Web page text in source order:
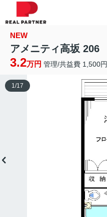
NEW
アメニティ高坂 206
3.2万円 管理/共益費 1,500円
1/17